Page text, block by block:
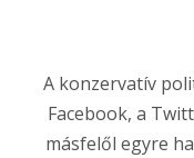
A konzervatív
Facebook, a
másfelől egyre